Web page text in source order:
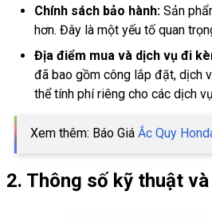
Chính sách bảo hành: Sản
hơn. Đây là một yếu tố quan
Địa điểm mua và dịch vụ đi
đã bao gồm công lắp đặt, dịch
thể tính phí riêng cho các dịch
Xem thêm: Báo Giá Ắc Quy
2. Thông số kỹ thuật